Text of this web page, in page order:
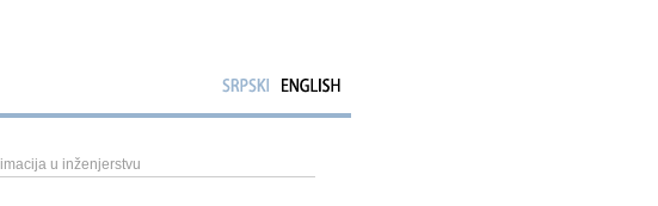
u inženjerstvu